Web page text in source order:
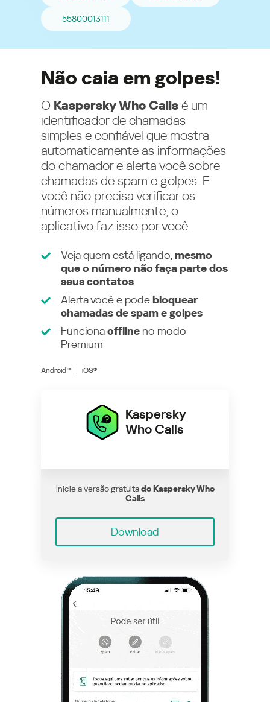
55800013111
Não caia em golpes!
O Kaspersky Who Calls é um
identificador de chamadas
simples e confiável que mostra
automaticamente as informações
do chamador e alerta você sobre
chamadas de spam e golpes. E
você não precisa verificar os
números manualmente, o
aplicativo faz isso por você.
Veja quem está ligando, mesmo
que o número não faça parte dos
seus contatos
Alerta você e podebloquear
chamadas de spam e golpes
Funcionaoffline no modo
Premium
Android™ iOS®
Kaspersky
Who Calls
Inicie a versão gratuitado Kaspersky Who
Calls
Download